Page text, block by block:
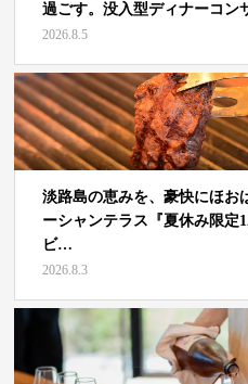
過ごす。没入型ディナーコン
2026.8.5
淡路島の恵みを、豪快にほお
ーシャンテラス『夏休み限定
ビ…
2026.8.3